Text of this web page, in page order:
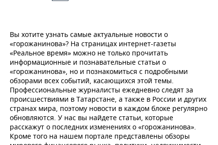
Вы хотите узнать самые актуальные новости о
«горожанинова»? На страницах интернет-газеты
«Реальное время» можно не только прочитать
информационные и познавательные статьи о
«горожанинова», но и познакомиться с подробными
обзорами всех событий, касающихся этой темы.
Профессиональные журналисты ежедневно следят за
происшествиями в Татарстане, а также в России и других
странах мира, поэтому новости в каждом блоке регулярно
обновляются. У нас вы найдете статьи, которые
расскажут о последних изменениях о «горожанинова».
Кроме того на нашем портале представлены обзоры